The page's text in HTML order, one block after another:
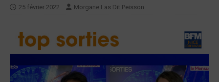
25 février 2022 Morgane Las Dit Peisson